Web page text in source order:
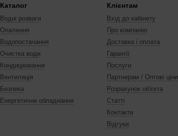
Каталог
Водні розваги
Опалення
Водопостачання
Очистка води
Кондиціювання
Вентиляція
Безпека
Енергетичне обладнання
Клієнтам
Вхід до кабінету
Про компанію
Доставка і оплата
Гарантії
Послуги
Партнерам / Оптові ціни
Розрахунок об'єкта
Статті
Контакти
Відгуки